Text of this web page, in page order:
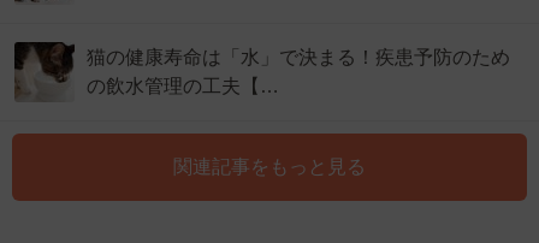
猫の健康寿命は「水」で決まる！疾患予防のため
の飲水管理の工夫【…
関連記事をもっと見る